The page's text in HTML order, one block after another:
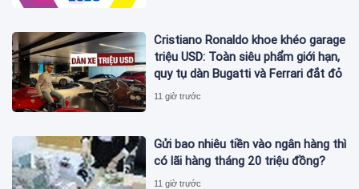
Cristiano Ronaldo khoe khéo garage
triệu USD: Toàn siêu phẩm giới hạn,
quy tụ dàn Bugatti và Ferrari đắt đỏ
11 giờ trước
Gửi bao nhiêu tiền vào ngân hàng thì
có lãi hàng tháng 20 triệu đồng?
11 giờ trước